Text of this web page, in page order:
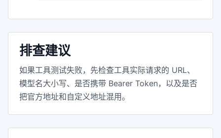
排查建议
如果工具测试失败，先检查工具实际请求的 URL、
模型名大小写、是否携带 Bearer Token，以及是否
把官方地址和自定义地址混用。